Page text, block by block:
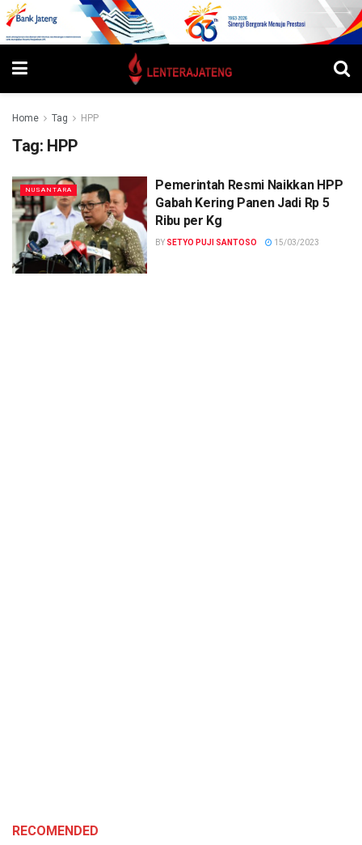
Home Tag HPP
Tag: HPP
NUSANTARA
Pemerintah Resmi Naikkan HPP
Gabah Kering Panen Jadi Rp 5
Ribu per Kg
BY SETYO PUJI SANTOSO 15/03/2023
RECOMENDED